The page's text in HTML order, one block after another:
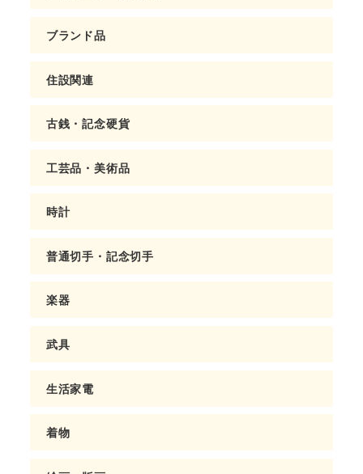
ブランド品
住設関連
古銭・記念硬貨
工芸品・美術品
時計
普通切手・記念切手
楽器
武具
生活家電
着物